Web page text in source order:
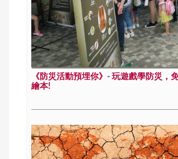
《防災活動預埋你》- 玩遊戲學防災，
繪本!